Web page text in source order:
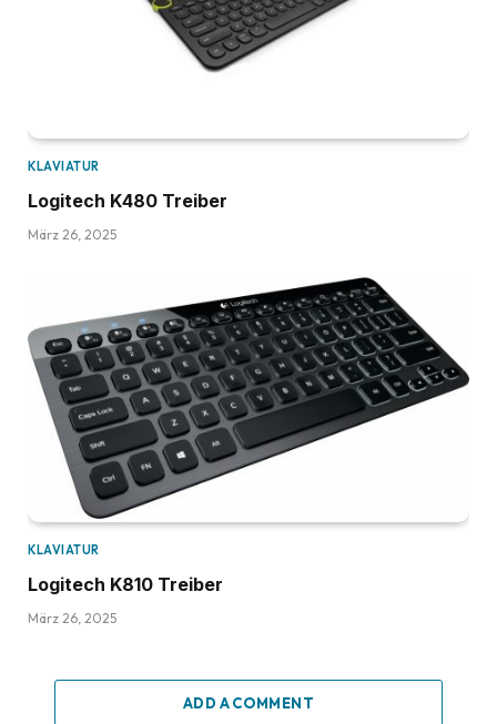
KLAVIATUR
Logitech K480 Treiber
März 26, 2025
KLAVIATUR
Logitech K810 Treiber
März 26, 2025
ADD A COMMENT